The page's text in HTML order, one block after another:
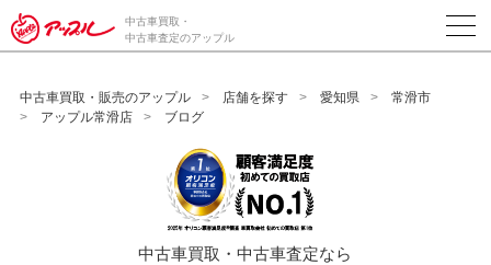
/*ABテスト_新規査定フォームの為のCVボタン*/
中古車買取・
中古車査定のアップル
中古車買取・販売のアップル 店舗を探す 愛知県
常滑市
アップル常滑店
ブログ
中古車買取・中古車査定なら